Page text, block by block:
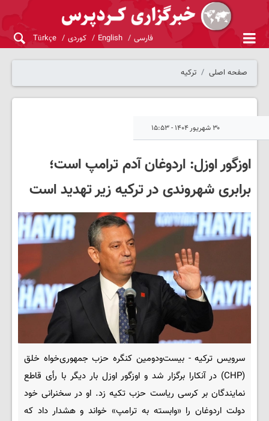
فارسی English کوردی Türkçe
صفحه اصلی ترکیه
۳۰ شهریور ۱۴۰۴ - ۱۵:۵۳
اوزگور اوزل: اردوغان آدم ترامپ است؛
برابری شهروندی در ترکیه زیر تهدید است
سرویس ترکیه - بیست‌ودومین کنگره حزب جمهوری‌خواه خلق
(CHP) در آنکارا برگزار شد و اوزگور اوزل بار دیگر با رأی قاطع
نمایندگان بر کرسی ریاست حزب تکیه زد. او در سخنرانی خود
دولت اردوغان را «وابسته به ترامپ» خواند و هشدار داد که